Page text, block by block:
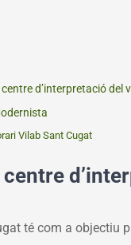
d’interpretació del
Vilab Sant Cugat
centre
té com a objectiu